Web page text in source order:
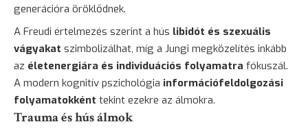
generációra öröklődnek.
A Freudi értelmezés szerint a hús libidót és szexuális
vágyakat szimbolizálhat, míg a Jungi megközelítés inkább
az életenergiára és individuációs folyamatra fókuszál.
A modern kognitív pszichológia információfeldolgozási
folyamatokként tekint ezekre az álmokra.
Trauma és hús álmok